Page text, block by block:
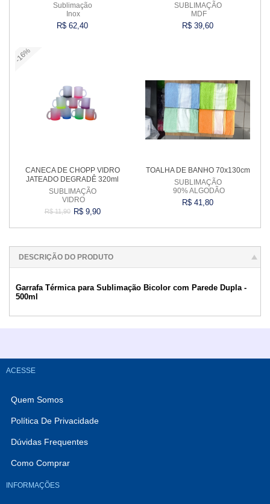
Sublimação
Inox
R$ 62,40
SUBLIMAÇÃO
MDF
R$ 39,60
-16%
CANECA DE CHOPP VIDRO
JATEADO DEGRADÊ 320ml
SUBLIMAÇÃO
VIDRO
R$ 11,90 R$ 9,90
TOALHA DE BANHO 70x130cm
SUBLIMAÇÃO
90% ALGODÃO
R$ 41,80
DESCRIÇÃO DO PRODUTO
Garrafa Térmica para Sublimação Bicolor com Parede Dupla -
500ml
ACESSE
Quem Somos
Política De Privacidade
Dúvidas Frequentes
Como Comprar
INFORMAÇÕES